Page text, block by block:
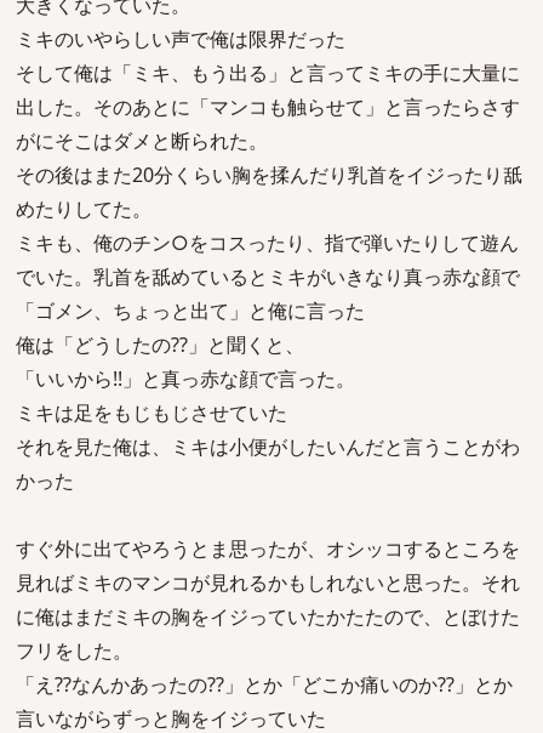
ミキのいやらしい声で俺は限界だった
そして俺は「ミキ、もう出る」と言ってミキの手に大量に
出した。そのあとに「マンコも触らせて」と言ったらさす
がにそこはダメと断られた。
その後はまた20分くらい胸を揉んだり乳首をイジったり舐
めたりしてた。
ミキも、俺のチン○をコスったり、指で弾いたりして遊ん
でいた。乳首を舐めているとミキがいきなり真っ赤な顔で
「ゴメン、ちょっと出て」と俺に言った
俺は「どうしたの??」と聞くと、
「いいから!!」と真っ赤な顔で言った。
ミキは足をもじもじさせていた
それを見た俺は、ミキは小便がしたいんだと言うことがわ
かった
すぐ外に出てやろうとま思ったが、オシッコするところを
見ればミキのマンコが見れるかもしれないと思った。それ
に俺はまだミキの胸をイジっていたかたたので、とぼけた
フリをした。
「え??なんかあったの??」とか「どこか痛いのか??」とか
言いながらずっと胸をイジっていた